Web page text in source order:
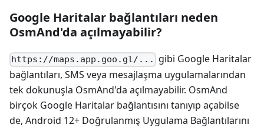
Google Haritalar bağlantıları neden
OsmAnd'da açılmayabilir?
https://maps.app.goo.gl/...
gibi Google Haritalar
bağlantıları, SMS veya mesajlaşma uygulamalarından
tek dokunuşla OsmAnd'da açılmayabilir. OsmAnd
birçok Google Haritalar bağlantısını tanıyıp açabilse
de, Android 12+ Doğrulanmış Uygulama Bağlantılarını